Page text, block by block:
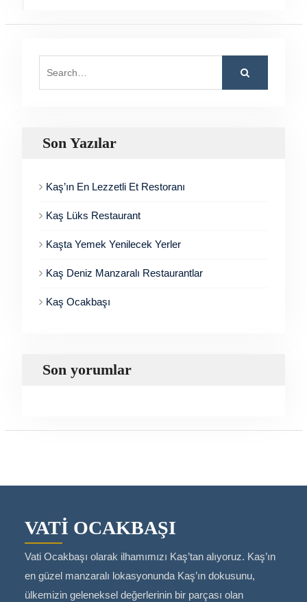
Son Yazılar
Kaş’ın En Lezzetli Et Restoranı
Kaş Lüks Restaurant
Kaşta Yemek Yenilecek Yerler
Kaş Deniz Manzaralı Restaurantlar
Kaş Ocakbaşı
Son yorumlar
VATİ OCAKBAŞI
Vati Ocakbaşı olarak ilhamımızı Kaş’tan alıyoruz. Kaş’ın
en güzel manzaralı lokasyonunda Kaş’ın dokusunu,
ülkemizin geleneksel değerlerinin bir parçası olan